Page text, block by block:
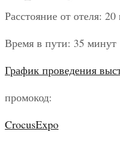
Расстояние от отеля:
Время в пути: 35 минут
График проведения
промокод:
CrocusExpo